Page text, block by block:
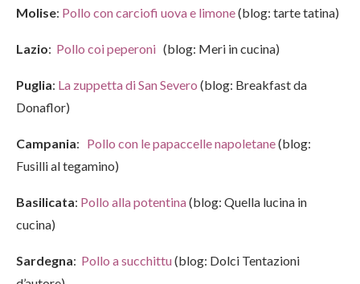
Molise: Pollo con carciofi uova e limone(blog: tarte tatina)
Lazio: Pollo coi peperoni (blog: Meri in cucina)
Puglia: La zuppetta di San Severo (blog: Breakfast da
Donaflor)
Campania: Pollo con le papaccelle napoletane(blog:
Fusilli al tegamino)
Basilicata: Pollo alla potentina(blog: Quella lucina in
cucina)
Sardegna: Pollo a succhittu(blog: Dolci Tentazioni